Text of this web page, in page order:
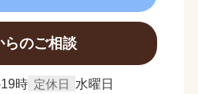
らのご相談
時 定休日 水曜日